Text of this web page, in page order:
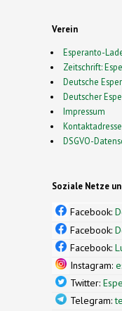
Verein
Esperanto-
Zeitschrift:
Deutsche
Deutscher
Impressum
DSGVO-
Soziale Netze
Facebook:
Facebook:
Facebook:
Instagram:
Twitter:
Telegram: